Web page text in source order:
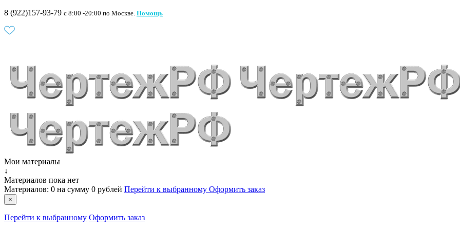
8 (922)157-93-79 c 8:00 -20:00 по Москве. Помощь
Мои материалы
↓
Материалов пока нет
Материалов: 0 на сумму 0 рублей Перейти к выбранному Оформить заказ
×
Перейти к выбранному Оформить заказ